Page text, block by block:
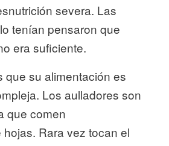
severa. Las
tenían pensaron que
era suficiente.
que su alimentación es
Los aulladores son
que comen
Rara vez tocan el